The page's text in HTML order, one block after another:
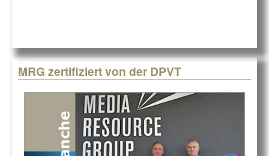
MRG zertifiziert von der DPVT